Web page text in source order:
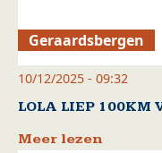
Geraardsbergen
10/12/2025 - 09:32
LOLA LIEP 100KM
Meer lezen